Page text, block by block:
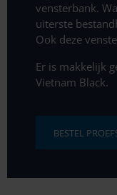
vensterbank.
uiterste
Ook deze
Er is makkelijk
Vietnam Black.
BESTEL